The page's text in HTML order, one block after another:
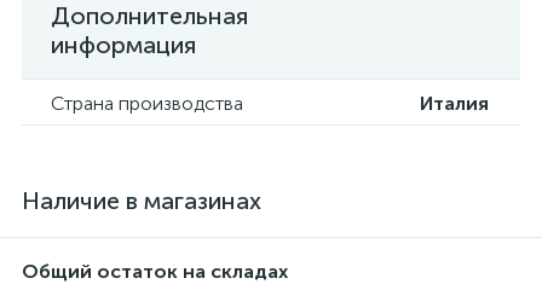
Дополнительная
информация
Страна производства Италия
Наличие в магазинах
Общий остаток на складах